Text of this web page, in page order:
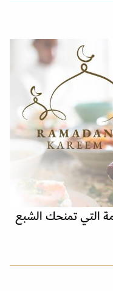
التي تمنحك الشبع